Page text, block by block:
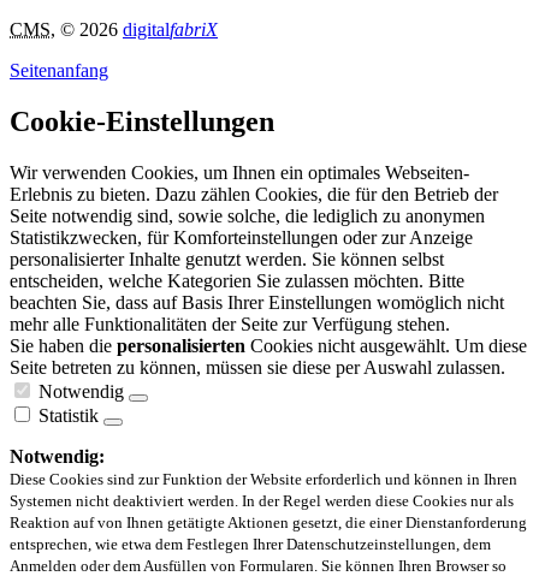
CMS, © 2026 digitalfabriX
Seitenanfang
Cookie-Einstellungen
Wir verwenden Cookies, um Ihnen ein optimales Webseiten-
Erlebnis zu bieten. Dazu zählen Cookies, die für den Betrieb der
Seite notwendig sind, sowie solche, die lediglich zu anonymen
Statistikzwecken, für Komforteinstellungen oder zur Anzeige
personalisierter Inhalte genutzt werden. Sie können selbst
entscheiden, welche Kategorien Sie zulassen möchten. Bitte
beachten Sie, dass auf Basis Ihrer Einstellungen womöglich nicht
mehr alle Funktionalitäten der Seite zur Verfügung stehen.
Sie haben die personalisierten Cookies nicht ausgewählt. Um diese
Seite betreten zu können, müssen sie diese per Auswahl zulassen.
Notwendig
Statistik
Notwendig:
Diese Cookies sind zur Funktion der Website erforderlich und können in Ihren
Systemen nicht deaktiviert werden. In der Regel werden diese Cookies nur als
Reaktion auf von Ihnen getätigte Aktionen gesetzt, die einer Dienstanforderung
entsprechen, wie etwa dem Festlegen Ihrer Datenschutzeinstellungen, dem
Anmelden oder dem Ausfüllen von Formularen. Sie können Ihren Browser so